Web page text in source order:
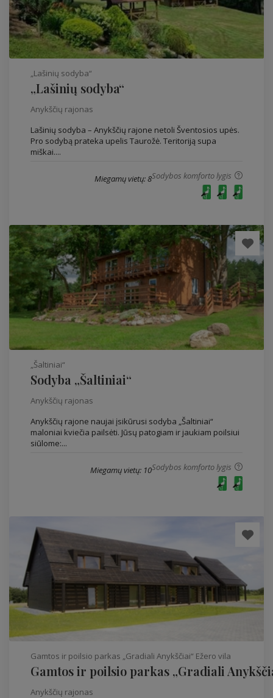
„Lašinių sodyba“
„Lašinių sodyba“
Anykščių rajonas
Lašinių sodyba – Anykščių rajone netoli Šventosios upės.
Pro sodybą prateka upelis Taurožė. Teritoriją supa
miškai....
Sodybos komforto lygis
Miegamų vietų: 8
„Šaltiniai“
Sodyba „Šaltiniai“
Anykščių rajonas
Anykščių rajone naujai įsikūrusi sodyba „Šaltiniai“
maloniai kviečia pailsėti. Jūsų patogiam ir jaukiam poilsiui
siūlome:...
Sodybos komforto lygis
Miegamų vietų: 10
Gamtos ir poilsio parkas „Gradiali Anykščiai“ Ežero vila
Gamtos ir poilsio parkas „Gradiali
Anykščių rajonas